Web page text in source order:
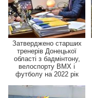
Затверджено старших
тренерів Донецької
області з бадмінтону,
велоспорту BMX і
футболу на 2022 рік